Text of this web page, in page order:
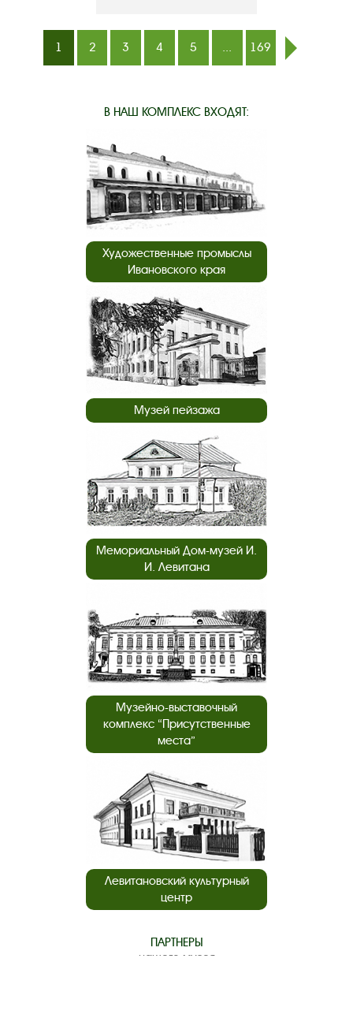
1 2 3 4 5 ...
169
В НАШ КОМПЛЕКС ВХОДЯТ:
Художественные промыслы
Ивановского края
Музей пейзажа
Мемориальный Дом-музей И.
И. Левитана
Музейно-выставочный
комплекс “Присутственные
места”
Левитановский культурный
центр
ПАРТНЕРЫ
нашего музея